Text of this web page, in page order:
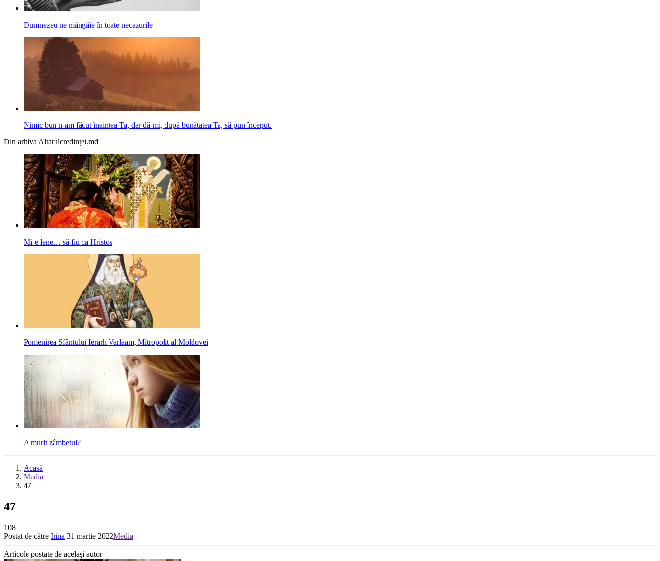
Dumnezeu ne mângâie în toate necazurile
Nimic bun n-am făcut înaintea Ta, dar dă-mi, după bunătatea Ta, să pun început.
Din arhiva Altarulcredinței.md
Mi-e lene… să fiu ca Hristos
Pomenirea Sfântului Ierarh Varlaam, Mitropolit al Moldovei
A murit zâmbetul?
Acasă
Media
47
47
108
Postat de către Irina 31 martie 2022Media
Articole postate de același autor